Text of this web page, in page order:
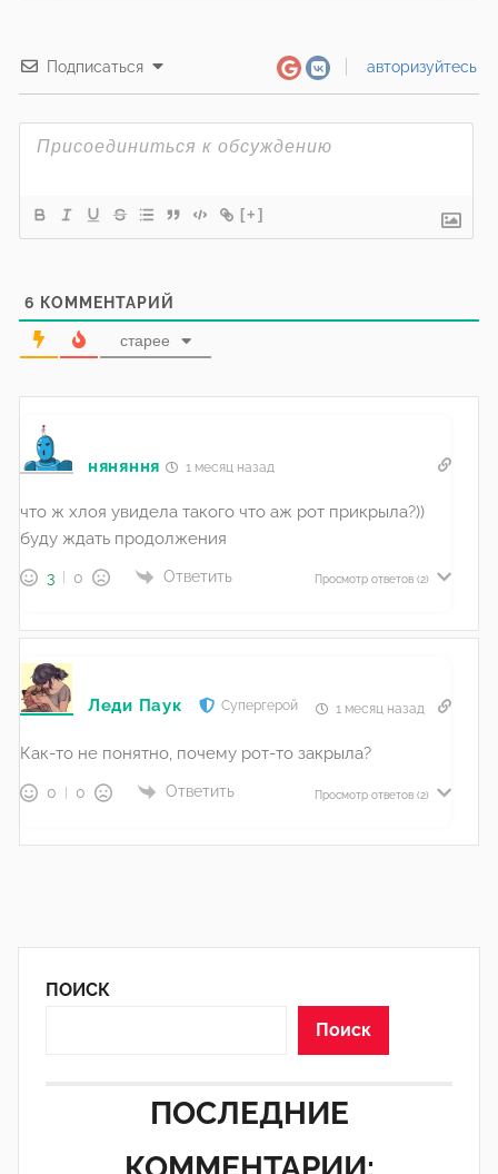
Подписаться авторизуйтесь
[+]
6 КОММЕНТАРИЙ
старее
няняння 1 месяц назад
что ж хлоя увидела такого что аж рот прикрыла?))
буду ждать продолжения
3 0 Ответить Просмотр ответов (2)
Леди Паук Супергерой 1 месяц назад
Как-то не понятно, почему рот-то закрыла?
0 0 Ответить Просмотр ответов (2)
ПОИСК
Поиск
ПОСЛЕДНИЕ